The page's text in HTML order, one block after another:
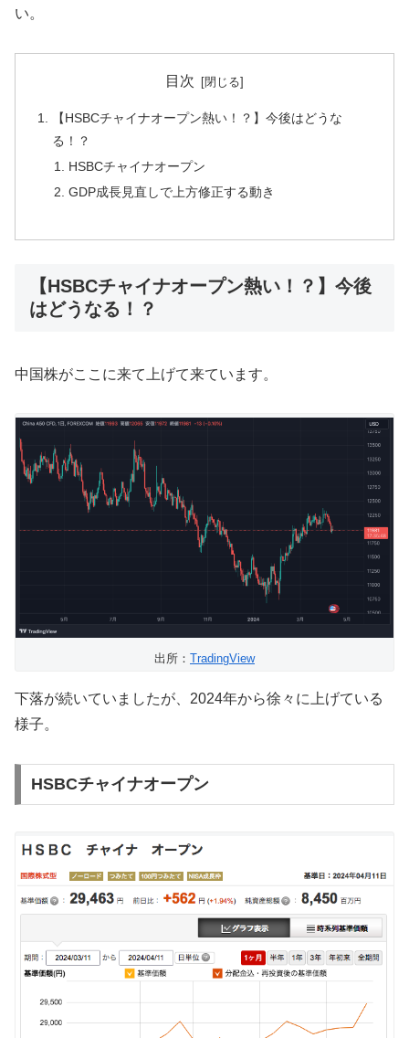
い。
目次
【HSBCチャイナオープン熱い！？】今後はどうな
る！？
HSBCチャイナオープン
GDP成長見直しで上方修正する動き
【HSBCチャイナオープン熱い！？】今後
はどうなる！？
中国株がここに来て上げて来ています。
出所： TradingView
下落が続いていましたが、2024年から徐々に上げている
様子。
HSBCチャイナオープン